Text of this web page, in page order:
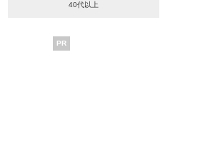
40代以上
PR